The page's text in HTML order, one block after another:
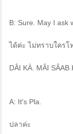
B: Sure. May I ask
ได้ค่ะ ไม่ทราบใครโ
DÂI KÀ. MÂI SÂAB
A: It's Pla.
ปลาค่ะ